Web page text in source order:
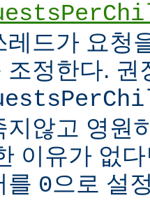
레드가 요청
조정한다. 권
지않고 영원
이유가 없
를 0으로 설